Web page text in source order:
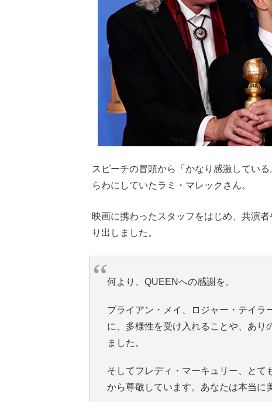
スピーチの冒頭から「かなり感激してい
らわにしていたラミ・マレックさん。
映画に携わったスタッフをはじめ、共演
り出しました。
何より、QUEENへの感謝を。
ブライアン・メイ、ロジャー・テイ
に、多様性を受け入れることや、あり
ました。
そしてフレディ・マーキュリー、とて
から尊敬しています。あなたは本当に